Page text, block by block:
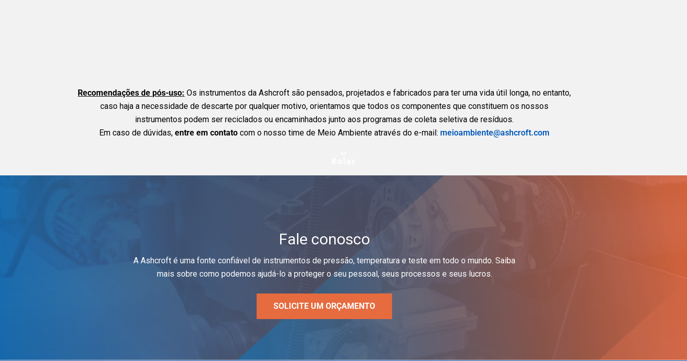
Recomendações de pós-uso: Os instrumentos da Ashcroft são pensados, projetados e fabricados para ter uma vida útil longa, no entanto,
caso haja a necessidade de descarte por qualquer motivo, orientamos que todos os componentes que constituem os nossos
instrumentos podem ser reciclados ou encaminhados junto aos programas de coleta seletiva de resíduos.
Em caso de dúvidas,entre em contato com o nosso time de Meio Ambiente através do e-mail: meioambiente@ashcroft.com
Fale conosco
A Ashcroft é uma fonte confiável de instrumentos de pressão, temperatura e teste em todo o mundo. Saiba
mais sobre como podemos ajudá-lo a proteger o seu pessoal, seus processos e seus lucros.
SOLICITE UM ORÇAMENTO